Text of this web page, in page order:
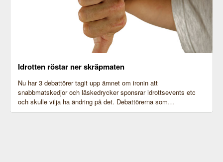
Idrotten röstar ner skräpmaten
Nu har 3 debattörer tagit upp ämnet om ironin att
snabbmatskedjor och läskedrycker sponsrar idrottsevents etc
och skulle vilja ha ändring på det. Debattörerna som…